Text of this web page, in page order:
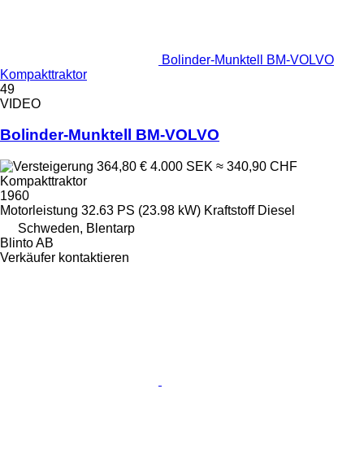
Bolinder-Munktell BM-VOLVO
Kompakttraktor
49
VIDEO
Bolinder-Munktell BM-VOLVO
364,80 € 4.000 SEK ≈ 340,90 CHF
Kompakttraktor
1960
Motorleistung 32.63 PS (23.98 kW) Kraftstoff Diesel
Schweden, Blentarp
Blinto AB
Verkäufer kontaktieren